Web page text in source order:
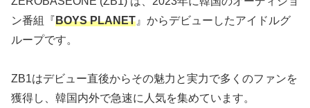
ン番組『BOYS PLANET 』からデビューしたアイドルグ
ループです。
ZB1はデビュー直後からその魅力と実力で多くのファンを
獲得し、韓国内外で急速に人気を集めています。